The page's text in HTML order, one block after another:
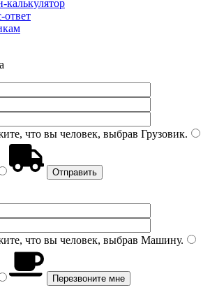
калькулятор
ответ
что вы человек, выбрав Грузовик.
что вы человек, выбрав Машину.